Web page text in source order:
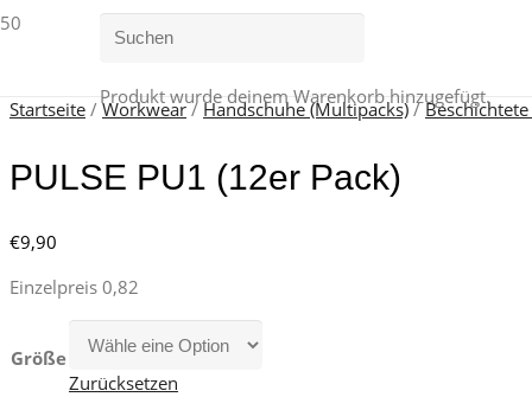
Produkt wurde deinem Warenkorb hinzugefügt.
Startseite /Workwear/ Handschuhe (Multipacks)/
PULSE PU1 (12er Pack)
€9,90
Einzelpreis 0,82
Größe
Zurücksetzen